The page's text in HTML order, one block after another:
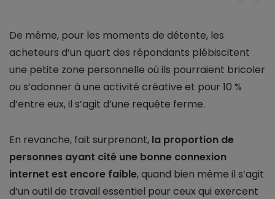
De même, pour les moments de détente, les
acheteurs d’un quart des répondants plébiscitent
une petite zone personnelle où ils pourraient bricoler
ou s’adonner à une activité créative et pour 10 %
d’entre eux, il s’agit d’une requête ferme.
En revanche, fait surprenant, la proportion de
personnes ayant cité une bonne connexion
internet est encore faible, quand bien même il s’agit
d’un outil de travail essentiel pour ceux qui exercent